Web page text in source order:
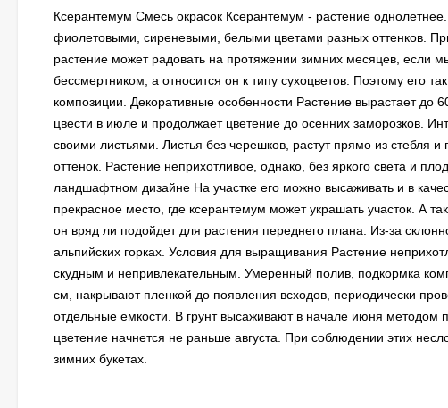
Ксерантемум Смесь окрасок Ксерантемум - растение
фиолетовыми, сиреневыми, белыми цветами разных оттенков.
растение может радовать на протяжении зимних месяцев, если
бессмертником, а относится он к типу сухоцветов. Поэтому его
композиции. Декоративные особенности Растение вырастает
цвести в июле и продолжает цветение до осенних заморозков.
своими листьями. Листья без черешков, растут прямо из стебля
оттенок. Растение неприхотливое, однако, без яркого света и
ландшафтном дизайне На участке его можно высаживать и в
прекрасное место, где ксерантемум может украшать участок. А
он вряд ли подойдет для растения переднего плана. Из-за
альпийских горках. Условия для выращивания Растение
скудным и непривлекательным. Умеренный полив, подкормка
см, накрывают пленкой до появления всходов, периодически
отдельные емкости. В грунт высаживают в начале июня методом
цветение начнется не раньше августа. При соблюдении этих
зимних букетах.